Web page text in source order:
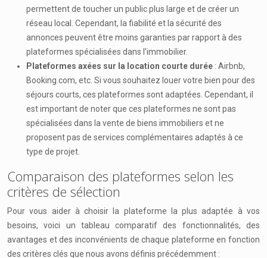
permettent de toucher un public plus large et de créer un
réseau local. Cependant, la fiabilité et la sécurité des
annonces peuvent être moins garanties par rapport à des
plateformes spécialisées dans l’immobilier.
Plateformes axées sur la location courte durée : Airbnb,
Booking.com, etc. Si vous souhaitez louer votre bien pour des
séjours courts, ces plateformes sont adaptées. Cependant, il
est important de noter que ces plateformes ne sont pas
spécialisées dans la vente de biens immobiliers et ne
proposent pas de services complémentaires adaptés à ce
type de projet.
Comparaison des plateformes selon les
critères de sélection
Pour vous aider à choisir la plateforme la plus adaptée à vos
besoins, voici un tableau comparatif des fonctionnalités, des
avantages et des inconvénients de chaque plateforme en fonction
des critères clés que nous avons définis précédemment :